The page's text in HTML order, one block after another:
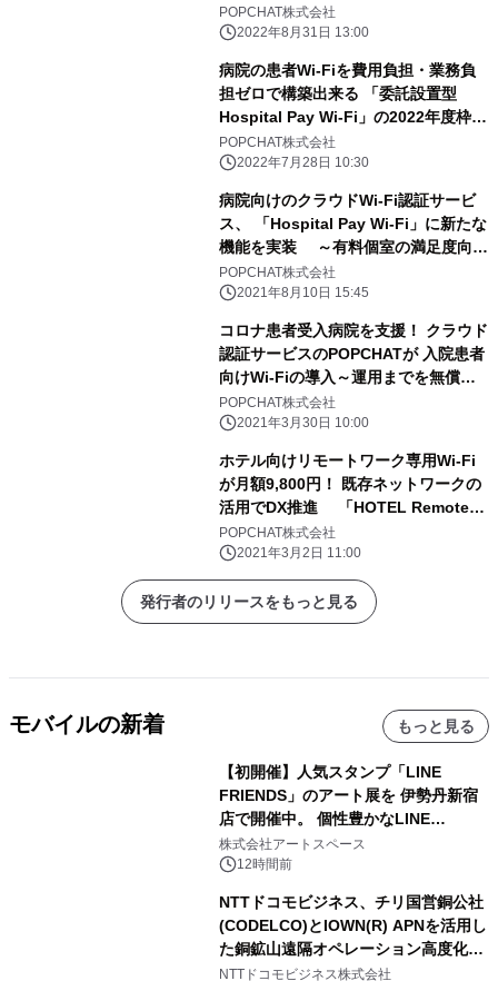
両ニーズに応える
POPCHAT株式会社
2022年8月31日 13:00
病院の患者Wi-Fiを費用負担・業務負
担ゼロで構築出来る 「委託設置型
Hospital Pay Wi-Fi」の2022年度枠
50病院を募集
POPCHAT株式会社
2022年7月28日 10:30
病院向けのクラウドWi-Fi認証サービ
ス、 「Hospital Pay Wi-Fi」に新たな
機能を実装 ～有料個室の満足度向上
をサポート～
POPCHAT株式会社
2021年8月10日 15:45
コロナ患者受入病院を支援！ クラウド
認証サービスのPOPCHATが 入院患者
向けWi-Fiの導入～運用までを無償提
供
POPCHAT株式会社
2021年3月30日 10:00
ホテル向けリモートワーク専用Wi-Fi
が月額9,800円！ 既存ネットワークの
活用でDX推進 「HOTEL Remote-
Work Wi-Fi」リリース
POPCHAT株式会社
2021年3月2日 11:00
発行者のリリースをもっと見る
モバイルの新着 もっと見る
【初開催】人気スタンプ「LINE
FRIENDS」のアート展を 伊勢丹新宿
店で開催中。 個性豊かなLINE
FRIENDSの仲間たちが インテリアア
ートとして新たな魅力を発信。
株式会社アートスペース
12時間前
NTTドコモビジネス、チリ国営銅公社
(CODELCO)とIOWN(R) APNを活用し
た銅鉱山遠隔オペレーション高度化に
向けた調査・実証を開始
NTTドコモビジネス株式会社